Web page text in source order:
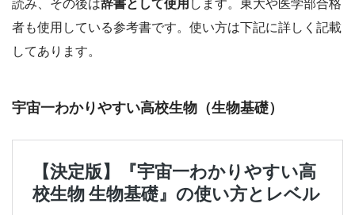
読み、その後は辞書として使用 します。東大や医学部合格
者も使用している参考書です。使い方は下記に詳しく記載
してあります。
宇宙一わかりやすい高校生物（生物基礎）